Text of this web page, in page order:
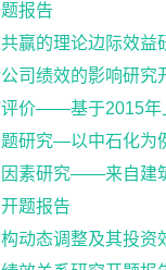
报告
赢的理论边际效益
司绩效的影响研究
价——基于2015年
研究—以中石化为
因素研究——来自建
题报告
动态调整及其投资